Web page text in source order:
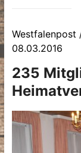
Westfalenpost
08.03.2016
235